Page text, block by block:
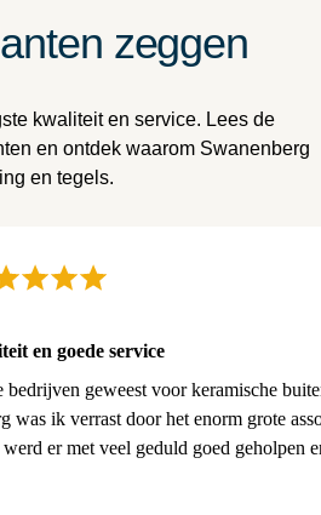
zeggen
kwaliteit en service. Lees de
en ontdek waarom Swanenberg
en tegels.
en goede service
geweest voor keramische
was ik verrast door het enorm grote
er met veel geduld goed geholpen